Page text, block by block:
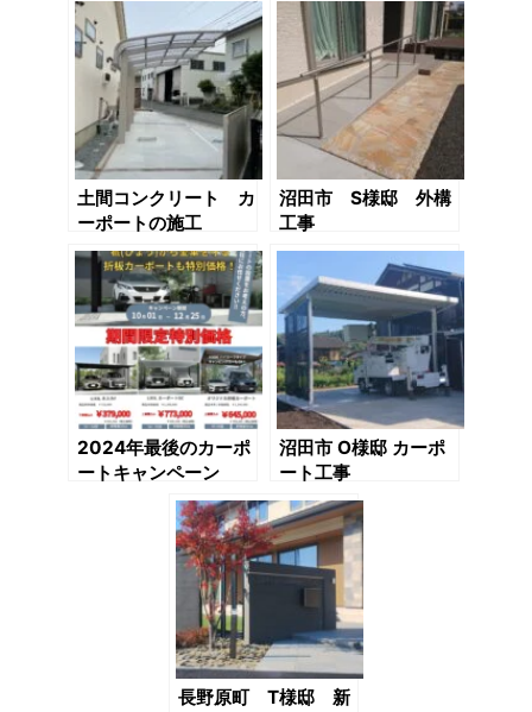
土間コンクリート カ
ーポートの施工
沼田市 S様邸 外構
工事
2024年最後のカーポ
ートキャンペーン
沼田市 O様邸 カーポ
ート工事
長野原町 T様邸 新